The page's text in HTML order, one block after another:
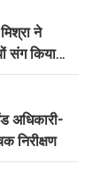
ने
संग किया
अधिकारी-
निरीक्षण